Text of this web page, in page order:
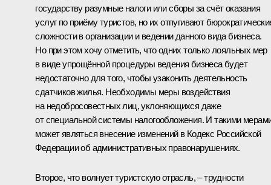
государству разумные налоги или сборы за счёт оказания
услуг по приёму туристов, но их отпугивают
сложности в организации и ведении данного вида бизнеса.
Но при этом хочу отметить, что одних только лояльных мер
в виде упрощённой процедуры ведения бизнеса будет
недостаточно для того, чтобы узаконить деятельность
сдатчиков жилья. Необходимы меры воздействия
на недобросовестных лиц, уклоняющихся даже
от специальной системы налогообложения. И такими
может являться внесение изменений в Кодекс Российской
Федерации об административных правонарушениях.
Второе, что волнует туристскую отрасль, – трудности